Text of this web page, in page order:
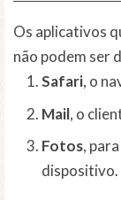
Os aplicativos
não podem ser
Safari, o
Mail, o
Fotos,
dispositivo.